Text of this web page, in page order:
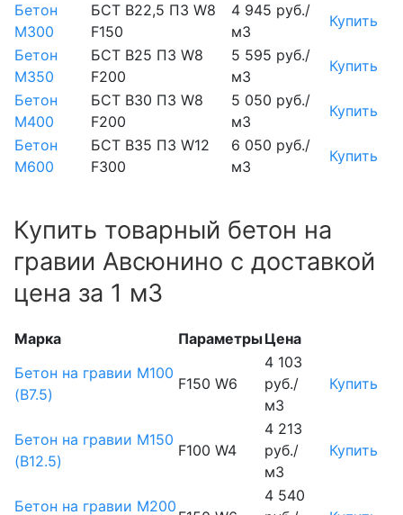
Бетон
М300
БСТ В22,5 П3 W8
F150
4 945 руб./
м3
Купить
Бетон
М350
БСТ В25 П3 W8
F200
5 595 руб./
м3
Купить
Бетон
М400
БСТ В30 П3 W8
F200
5 050 руб./
м3
Купить
Бетон
М600
БСТ В35 П3 W12
F300
6 050 руб./
м3
Купить
Купить товарный бетон на
гравии Авсюнино с доставкой
цена за 1 м3
Марка ПараметрыЦена
Бетон на гравии М100
(B7.5)
F150 W6
4 103
руб./
м3
Купить
Бетон на гравии М150
(B12.5)
F100 W4
4 213
руб./
м3
Купить
Бетон на гравии М200
4 540